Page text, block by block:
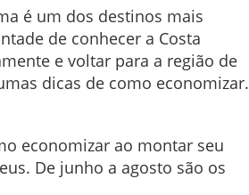
é um dos destinos mais
de conhecer a Costa
e voltar para a região de
dicas de como economizar.
economizar ao montar seu
De junho a agosto são os